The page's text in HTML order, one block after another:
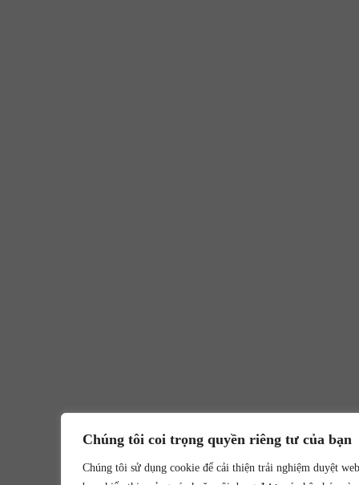
Chúng tôi coi trọng quyền riêng tư của bạn
Chúng tôi sử dụng cookie để cải thiện trải nghiệm duyệt